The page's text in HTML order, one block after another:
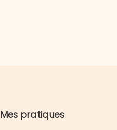
Mes pratiques